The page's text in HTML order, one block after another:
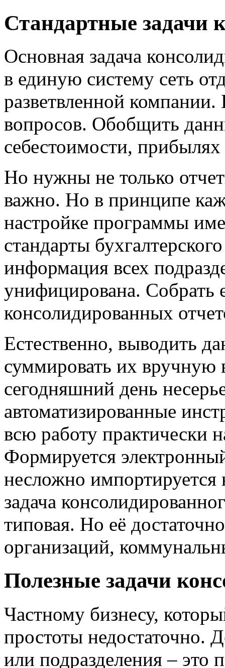
Стандартные задачи
Основная задача
в единую систему сеть
разветвленной компании.
вопросов. Обобщить
себестоимости, прибылях
Но нужны не только
важно. Но в принципе
настройке программы
стандарты
информация всех
унифицирована. Собрать
консолидированных
Естественно, выводить
суммировать их вручную
сегодняшний день
автоматизированные
всю работу практически
Формируется
несложно
задача
типовая. Но её
организаций,
Полезные задачи
Частному бизнесу,
простоты недостаточно.
или подразделения – это